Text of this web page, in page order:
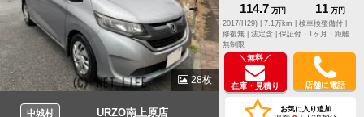
28枚
中城村 URZO南上原店
114.7 万円 11 万円
2017(H29) |
7.1万km |
検車検整備付 |
修復無 | 法定含 | 保証付・1ヶ月・距離
無制限
＼無料／
在庫・見積り 店舗に電話
お気に入り追加